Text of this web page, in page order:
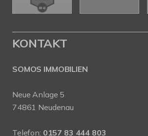
KONTAKT
SOMOS IMMOBILIEN
Neue Anlage 5
74861 Neudenau
Telefon: 0157 83 444 803